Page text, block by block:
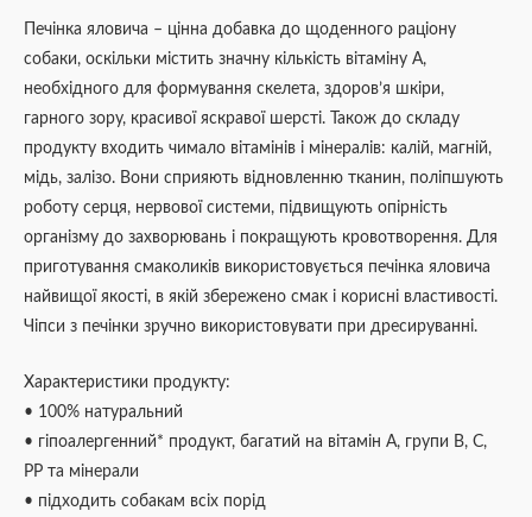
Печінка яловича – цінна добавка до щоденного раціону
собаки, оскільки містить значну кількість вітаміну А,
необхідного для формування скелета, здоров’я шкіри,
гарного зору, красивої яскравої шерсті. Також до складу
продукту входить чимало вітамінів і мінералів: калій, магній,
мідь, залізо. Вони сприяють відновленню тканин, поліпшують
роботу серця, нервової системи, підвищують опірність
організму до захворювань і покращують кровотворення. Для
приготування смаколиків використовується печінка яловича
найвищої якості, в якій збережено смак і корисні властивості.
Чіпси з печінки зручно використовувати при дресируванні.
Характеристики продукту:
• 100% натуральний
• гіпоалергенний* продукт, багатий на вітамін А, групи В, С,
РР та мінерали
• підходить собакам всіх порід